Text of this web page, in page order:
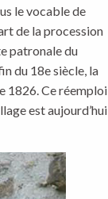
le vocable de
de la procession
patronale du
du 18e siècle, la
1826. Ce réemploi
est aujourd’hui